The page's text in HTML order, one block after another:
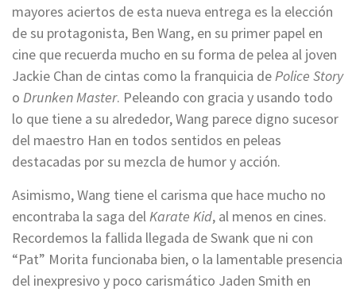
mayores aciertos de esta nueva entrega es la elección
de su protagonista, Ben Wang, en su primer papel en
cine que recuerda mucho en su forma de pelea al joven
Jackie Chan de cintas como la franquicia dePolice Story
o Drunken Master. Peleando con gracia y usando todo
lo que tiene a su alrededor, Wang parece digno sucesor
del maestro Han en todos sentidos en peleas
destacadas por su mezcla de humor y acción.
Asimismo, Wang tiene el carisma que hace mucho no
encontraba la saga delKarate Kid, al menos en cines.
Recordemos la fallida llegada de Swank que ni con
“Pat” Morita funcionaba bien, o la lamentable presencia
del inexpresivo y poco carismático Jaden Smith en